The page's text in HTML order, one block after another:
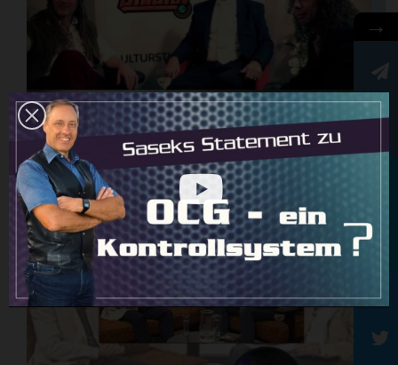
Ivo Saseks Interview
im Kulturstudio
→
Newsletter